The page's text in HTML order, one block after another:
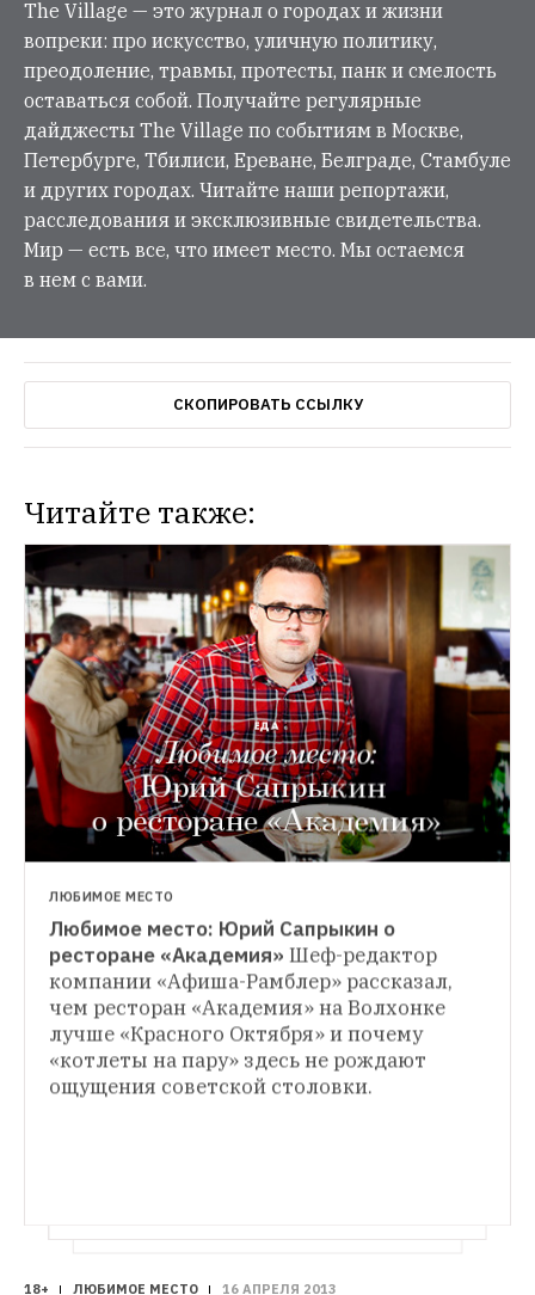
The Village — это журнал о городах и жизни
вопреки: про искусство, уличную политику,
преодоление, травмы, протесты, панк и смелость
оставаться собой. Получайте регулярные
дайджесты The Village по событиям в Москве,
Петербурге, Тбилиси, Ереване, Белграде, Стамбуле
и других городах. Читайте наши репортажи,
расследования и эксклюзивные свидетельства.
Мир — есть все, что имеет место. Мы остаемся
в нем с вами.
СКОПИРОВАТЬ ССЫЛКУ
Читайте также:
ЛЮБИМОЕ МЕСТО
Любимое место: Кирилл Асс о ресторане
«Баба Марта» Архитектор и художник
Кирилл Асс рассказал о своей
привязанности к болгарской кухне и поп-
ЛЮБИМОЕ МЕСТО
Любимое место: Екатерина Мухина о
ресторане Uilliam'sСтилист Екатерина
Мухина рассказала о любви к настоящей
японской еде и местам, в которые не
нужно наряжаться.
ЛЮБИМОЕ МЕСТО
Любимое место: Юрий Сапрыкин о
ресторане «Академия» Шеф-редактор
компании «Афиша-Рамблер» рассказал,
чем ресторан «Академия» на Волхонке
лучше «Красного Октября» и почему
«котлеты на пару» здесь не рождают
ощущения советской столовки.
18+ ЛЮБИМОЕ МЕСТО 16 АПРЕЛЯ 2013